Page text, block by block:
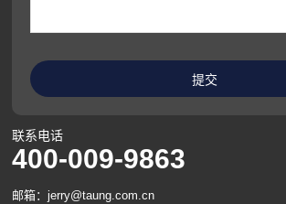
联系电话
400-009-9863
邮箱：jerry@taung.com.cn